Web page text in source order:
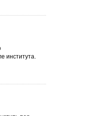
института.